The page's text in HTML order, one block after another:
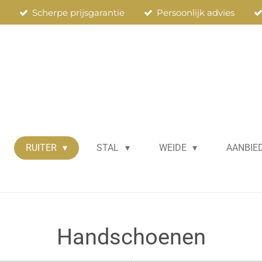
Scherpe prijsgarantie Persoonlijk advies
RUITER STAL WEIDE
Handschoenen